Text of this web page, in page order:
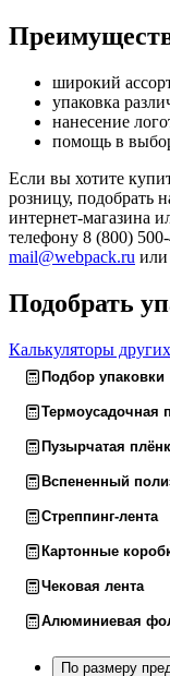
широкий
упаковка
нанесение
помощь в
Если вы хотите
розницу, подобрать
интернет-магазина
телефону 8 (800)
mail@webpack.ru или
Подобрать
Калькуляторы
Подбор упаковки
Термоусадочная
Пузырчатая
Вспененный
Стреппинг-лента
Картонные
Чековая лента
Алюминиевая
По размеру